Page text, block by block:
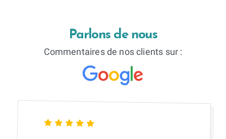
Parlons de nous
Commentaires de nos clients sur :